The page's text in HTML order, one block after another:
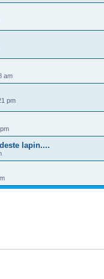
am
pm
lapin....